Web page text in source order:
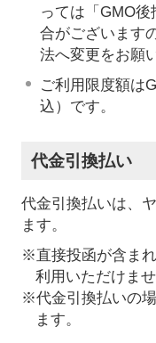
っては「GMO
合がございます
法へ変更をお願
ご利用限度額は
込）です。
代金引換払い
代金引換払いは、
ます。
※直接投函が含ま
利用いただけませ
※代金引換払いの
ます。